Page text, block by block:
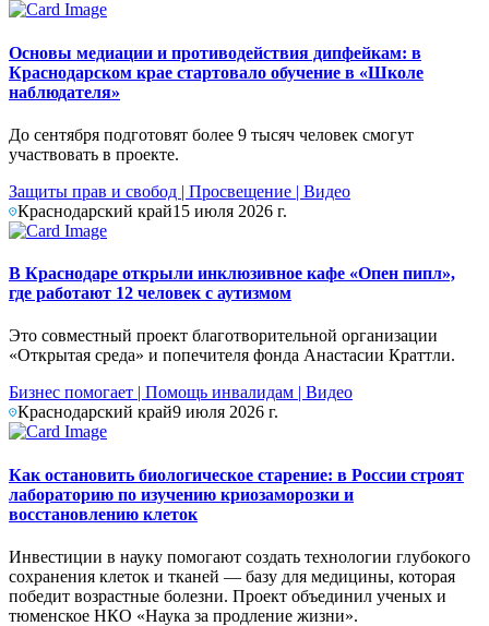
Основы медиации и противодействия дипфейкам: в
Краснодарском крае стартовало обучение в «Школе
наблюдателя»
До сентября подготовят более 9 тысяч человек смогут
участвовать в проекте.
Защиты прав и свобод | Просвещение | Видео
Краснодарский край15 июля 2026 г.
В Краснодаре открыли инклюзивное кафе «Опен пипл»,
где работают 12 человек с аутизмом
Это совместный проект благотворительной организации
«Открытая среда» и попечителя фонда Анастасии Краттли.
Бизнес помогает | Помощь инвалидам | Видео
Краснодарский край9 июля 2026 г.
Как остановить биологическое старение: в России строят
лабораторию по изучению криозаморозки и
восстановлению клеток
Инвестиции в науку помогают создать технологии глубокого
сохранения клеток и тканей — базу для медицины, которая
победит возрастные болезни. Проект объединил ученых и
тюменское НКО «Наука за продление жизни».